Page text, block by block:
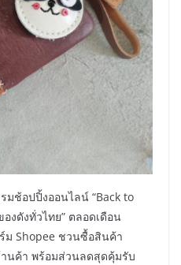
ช้อปปิ้งออนไลน์ “Back to
งดังทั่วไทย” ตลอดเดือน
ม Shopee ชวนซื้อสินค้า
านค้า พร้อมส่วนลดสุดคุ้มรับ